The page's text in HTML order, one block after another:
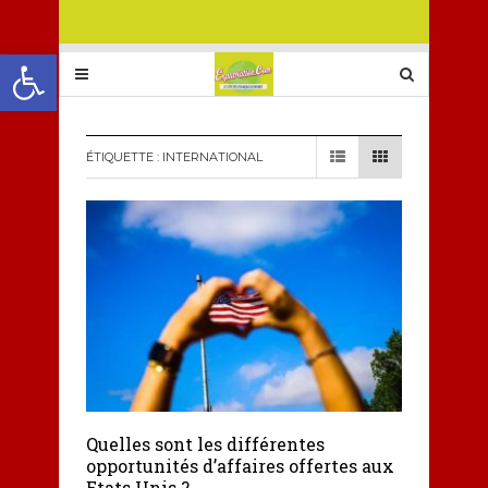
Ouvrir la barre d’outils
ÉTIQUETTE : INTERNATIONAL
Quelles sont les différentes
opportunités d’affaires offertes aux